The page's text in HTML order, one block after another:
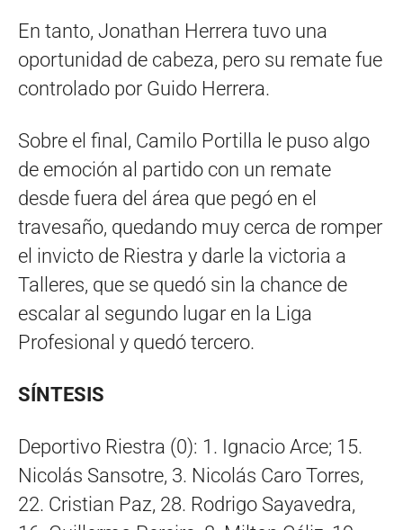
En tanto, Jonathan Herrera tuvo una
oportunidad de cabeza, pero su remate fue
controlado por Guido Herrera.
Sobre el final, Camilo Portilla le puso algo
de emoción al partido con un remate
desde fuera del área que pegó en el
travesaño, quedando muy cerca de romper
el invicto de Riestra y darle la victoria a
Talleres, que se quedó sin la chance de
escalar al segundo lugar en la Liga
Profesional y quedó tercero.
SÍNTESIS
Deportivo Riestra (0): 1. Ignacio Arce; 15.
Nicolás Sansotre, 3. Nicolás Caro Torres,
22. Cristian Paz, 28. Rodrigo Sayavedra,